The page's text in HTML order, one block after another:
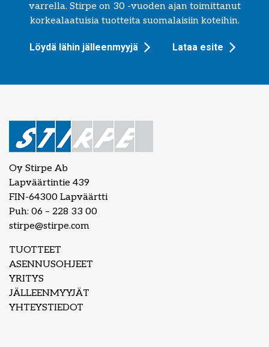
varrella. Stirpe on 30 -vuoden ajan toimittanut
korkealaatuisia tuotteita suomalaisiin koteihin.
Löydä lähin jälleenmyyjä Lataa esite
Oy Stirpe Ab
Lapväärtintie 439
FIN-64300 Lapväärtti
Puh: 06 – 228 33 00
stirpe@stirpe.com
TUOTTEET
ASENNUSOHJEET
YRITYS
JÄLLEENMYYJÄT
YHTEYSTIEDOT